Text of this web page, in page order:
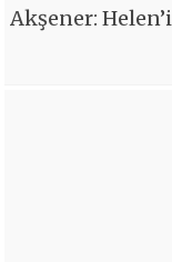
Akşener: